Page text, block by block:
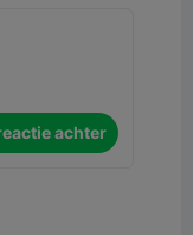
achter